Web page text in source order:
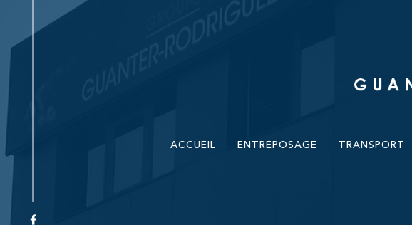
ACCUEIL
ENTREPOSAGE TRANSPORT